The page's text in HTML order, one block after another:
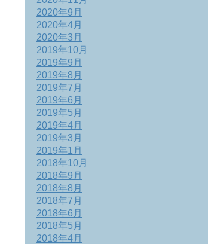
2020年9月
2020年4月
2020年3月
2019年10月
2019年9月
2019年8月
2019年7月
2019年6月
2019年5月
2019年4月
2019年3月
2019年1月
2018年10月
2018年9月
2018年8月
2018年7月
2018年6月
2018年5月
2018年4月